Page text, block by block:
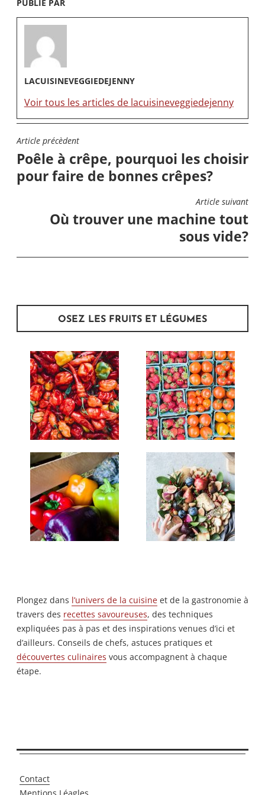
PUBLIÉ PAR
LACUISINEVEGGIEDEJENNY
Voir tous les articles de lacuisineveggiedejenny
NAVIGATION
DE
L’ARTICLE
Article précèdent
Poêle à crêpe, pourquoi les choisir
pour faire de bonnes crêpes?
Article suivant
Où trouver une machine tout
sous vide?
OSEZ LES FRUITS ET LÉGUMES
Plongez dans l’univers de la cuisine et de la gastronomie à
travers des recettes savoureuses, des techniques
expliquées pas à pas et des inspirations venues d’ici et
d’ailleurs. Conseils de chefs, astuces pratiques et
découvertes culinaires vous accompagnent à chaque
étape.
Contact
Mentions Léagles